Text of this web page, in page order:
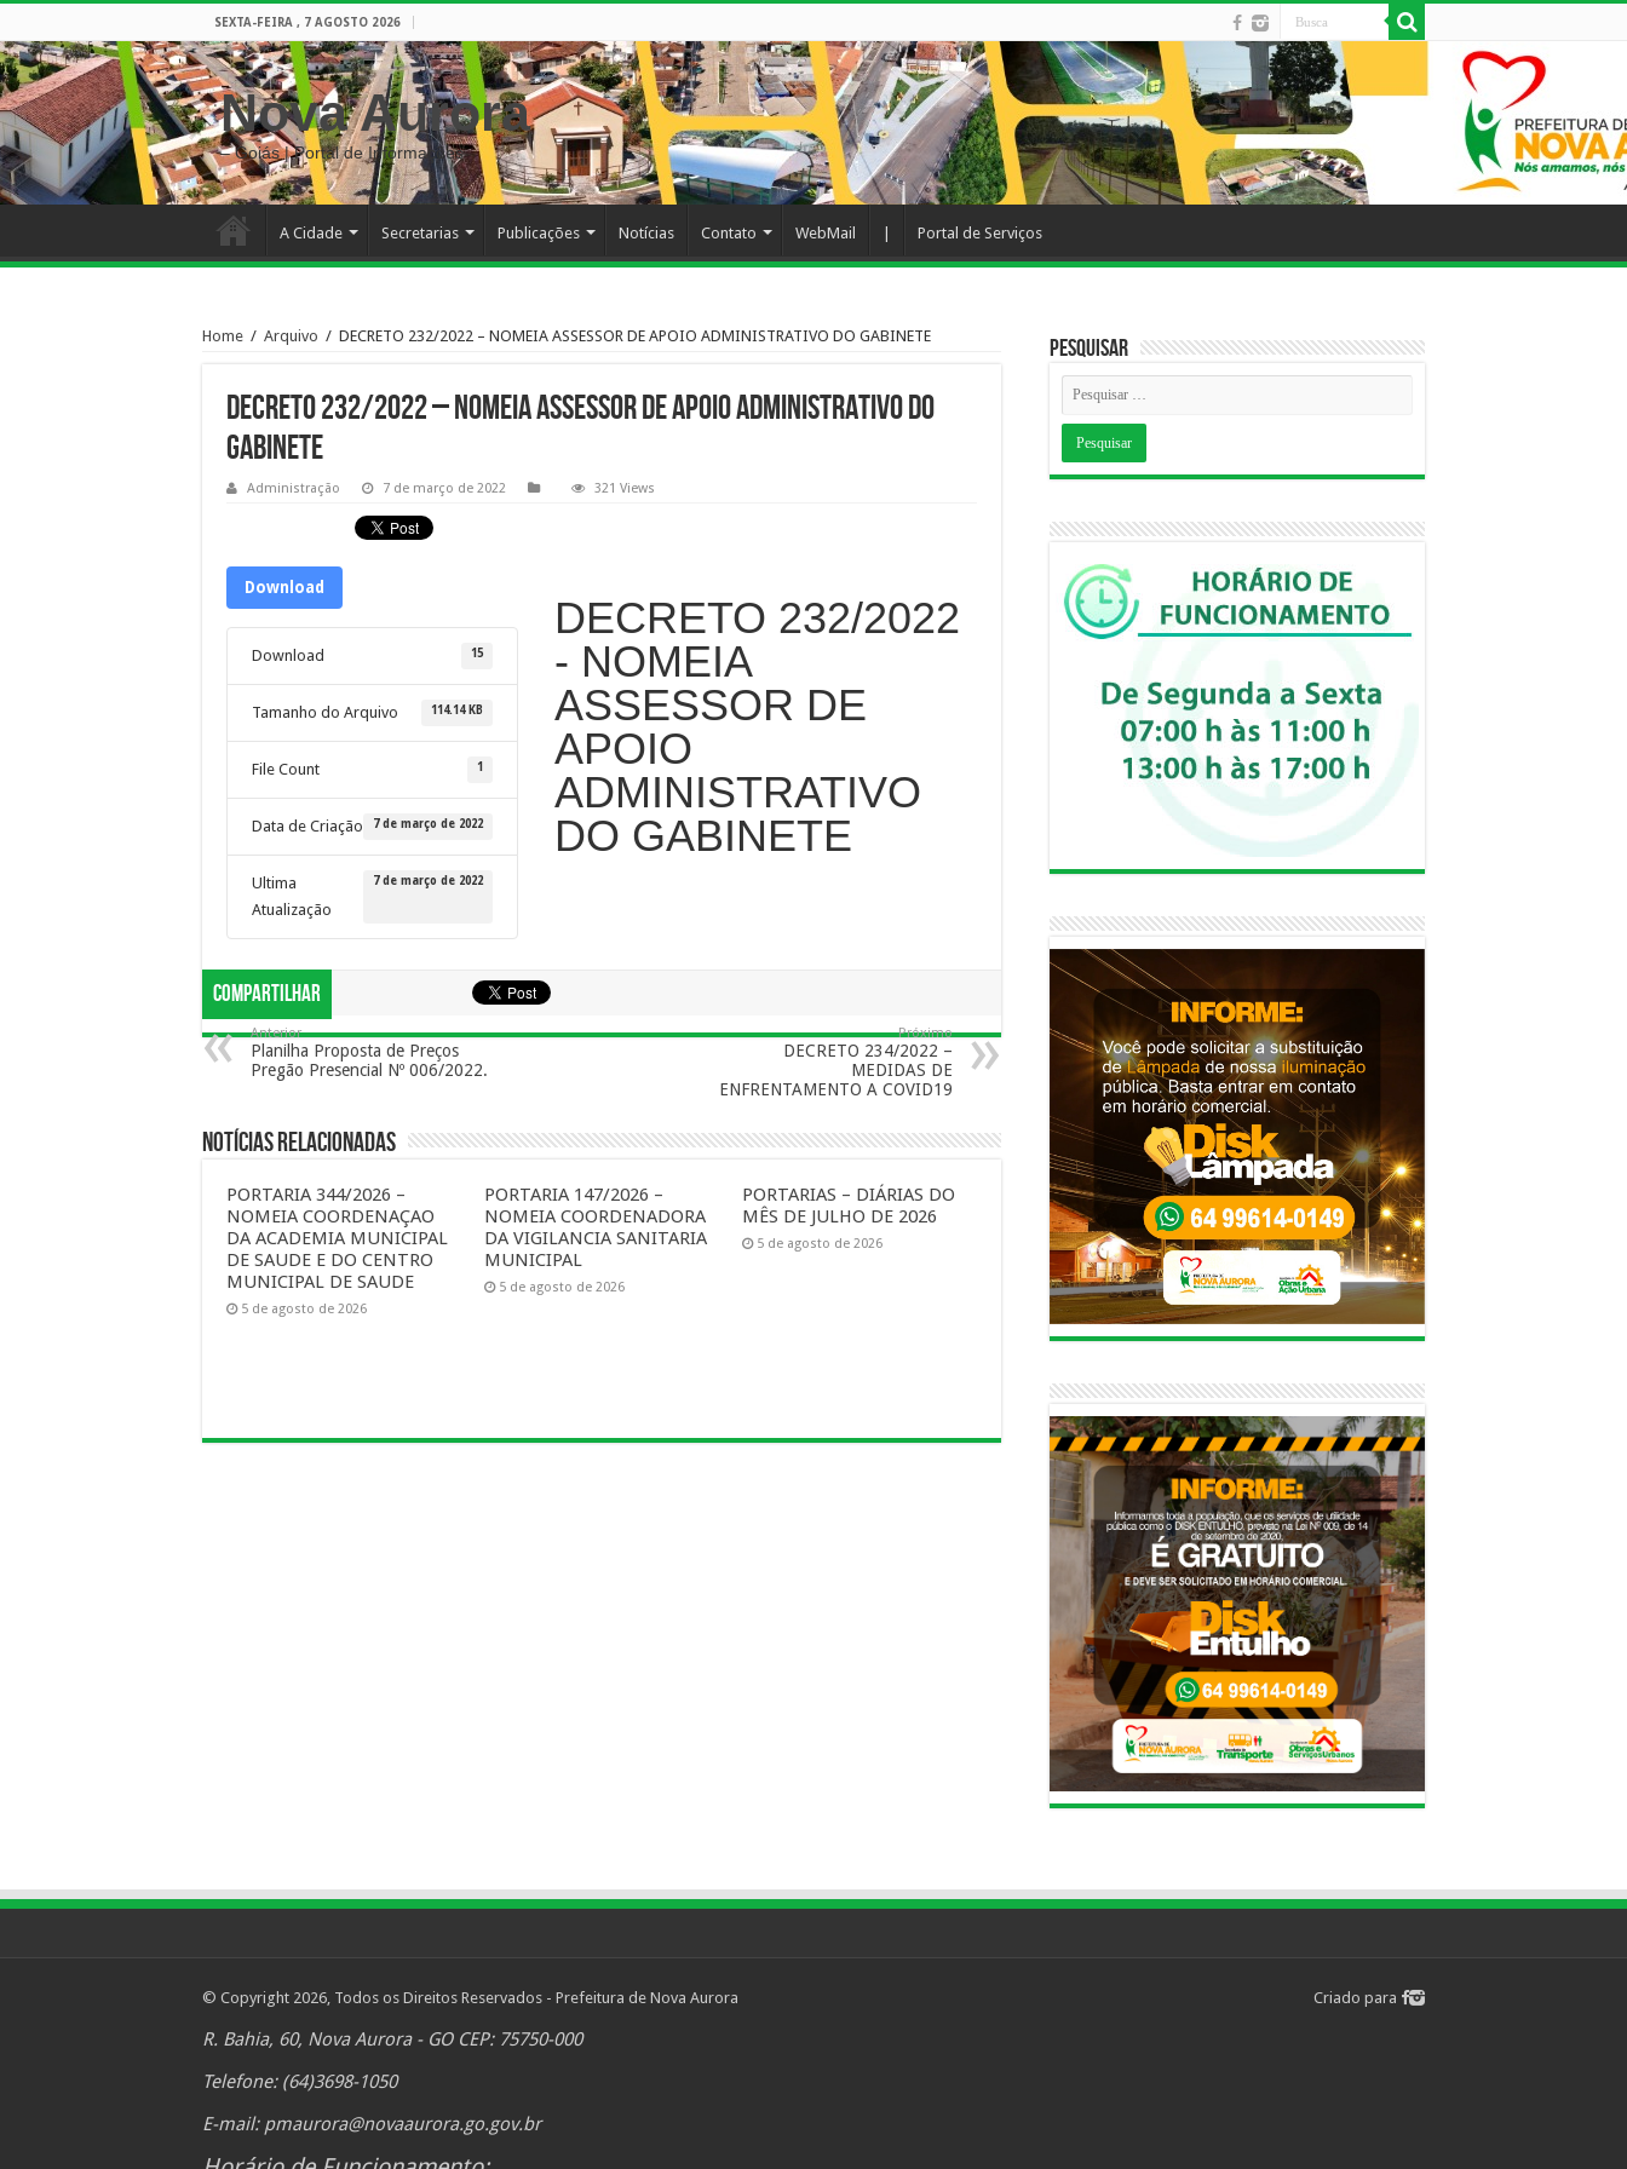
SEXTA-FEIRA , 7 AGOSTO 2026
Nova Aurora
– Goiás | Portal de Informações
A Cidade Secretarias Publicações Notícias Contato WebMail Portal de Serviços
Home / Arquivo / DECRETO 232/2022 – NOMEIA ASSESSOR DE APOIO ADMINISTRATIVO DO GABINETE
DECRETO 232/2022 – NOMEIA ASSESSOR DE APOIO ADMINISTRATIVO DO
GABINETE
Administração 7 de março de 2022 321 Views
Download
Download 15
Tamanho do Arquivo 114.14 KB
File Count 1
Data de Criação 7 de março de 2022
Ultima
Atualização
7 de março de 2022
DECRETO 232/2022
- NOMEIA
ASSESSOR DE
APOIO
ADMINISTRATIVO
DO GABINETE
Compartilhar
Anterior
Planilha Proposta de Preços
Pregão Presencial Nº 006/2022.
Próximo
DECRETO 234/2022 –
MEDIDAS DE
ENFRENTAMENTO A COVID19
Notícias Relacionadas
PORTARIA 344/2026 –
NOMEIA COORDENAÇAO
DA ACADEMIA MUNICIPAL
DE SAUDE E DO CENTRO
MUNICIPAL DE SAUDE
5 de agosto de 2026
PORTARIA 147/2026 –
NOMEIA COORDENADORA
DA VIGILANCIA SANITARIA
MUNICIPAL
5 de agosto de 2026
PORTARIAS – DIÁRIAS DO
MÊS DE JULHO DE 2026
5 de agosto de 2026
Pesquisar
Criado para
© Copyright 2026, Todos os Direitos Reservados - Prefeitura de Nova Aurora
R. Bahia, 60, Nova Aurora - GO CEP: 75750-000
Telefone: (64)3698-1050
E-mail: pmaurora@novaaurora.go.gov.br